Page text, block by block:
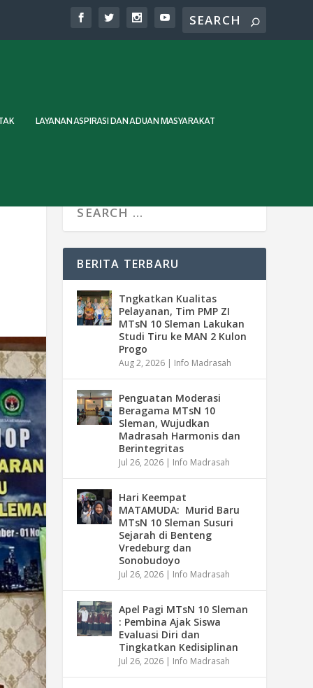
LAYANAN ASPIRASI DAN ADUAN MASYARAKAT
BERITA TERBARU
Tngkatkan Kualitas
Pelayanan, Tim PMP ZI
MTsN 10 Sleman Lakukan
Studi Tiru ke MAN 2 Kulon
Progo
Aug 2, 2026 | Info Madrasah
Penguatan Moderasi
Beragama MTsN 10
Sleman, Wujudkan
Madrasah Harmonis dan
Berintegritas
Jul 26, 2026 | Info Madrasah
Hari Keempat
MATAMUDA: Murid Baru
MTsN 10 Sleman Susuri
Sejarah di Benteng
Vredeburg dan
Sonobudoyo
Jul 26, 2026 | Info Madrasah
Apel Pagi MTsN 10 Sleman
: Pembina Ajak Siswa
Evaluasi Diri dan
Tingkatkan Kedisiplinan
Jul 26, 2026 | Info Madrasah